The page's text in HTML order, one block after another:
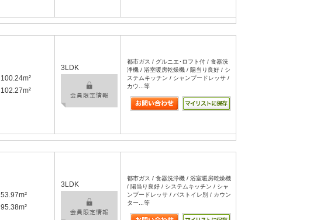
100.24m²
102.27m²
3LDK
都市ガス / グルニエ･ロフト付 / 食器洗
浄機 / 浴室暖房乾燥機 / 陽当り良好 / シ
ステムキッチン / シャンプードレッサ /
カウ...等
53.97m²
95.38m²
3LDK
都市ガス / 食器洗浄機 / 浴室暖房乾燥機
/ 陽当り良好 / システムキッチン / シャ
ンプードレッサ / バストイレ別 / カウン
ター...等